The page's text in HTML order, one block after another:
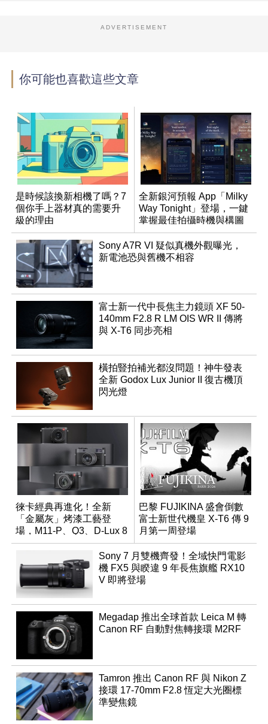
ADVERTISEMENT
你可能也喜歡這些文章
是時候該換新相機了嗎？7
個你手上器材真的需要升
級的理由
全新銀河預報 App「Milky
Way Tonight」登場，一鍵
掌握最佳拍攝時機與構圖
Sony A7R VI 疑似真機外觀曝光，
新電池恐與舊機不相容
富士新一代中長焦主力鏡頭 XF 50-
140mm F2.8 R LM OIS WR II 傳將
與 X-T6 同步亮相
橫拍豎拍補光都沒問題！神牛發表
全新 Godox Lux Junior II 復古機頂
閃光燈
徠卡經典再進化！全新
「金屬灰」烤漆工藝登
場，M11-P、Q3、D-Lux 8
領銜換裝
巴黎 FUJIKINA 盛會倒數
富士新世代機皇 X-T6 傳 9
月第一周登場
Sony 7 月雙機齊發！全域快門電影
機 FX5 與睽違 9 年長焦旗艦 RX10
V 即將登場
Megadap 推出全球首款 Leica M 轉
Canon RF 自動對焦轉接環 M2RF
Tamron 推出 Canon RF 與 Nikon Z
接環 17-70mm F2.8 恆定大光圈標
準變焦鏡